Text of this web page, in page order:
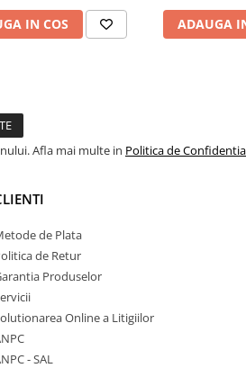
IN COS ADAUGA
Afla mai multe in Politica de
de Plata
de Retur
Produselor
Online a Litigiilor
- SAL